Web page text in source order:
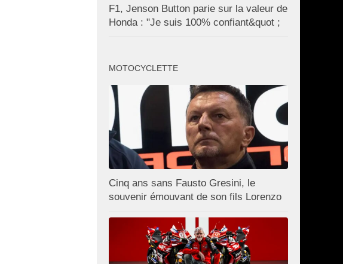
F1, Jenson Button parie sur la valeur de
Honda : "Je suis 100% confiant&quot ;
MOTOCYCLETTE
Cinq ans sans Fausto Gresini, le
souvenir émouvant de son fils Lorenzo